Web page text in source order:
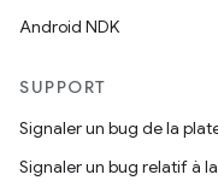
Android NDK
SUPPORT
Signaler un bug de la
Signaler un bug relatif à